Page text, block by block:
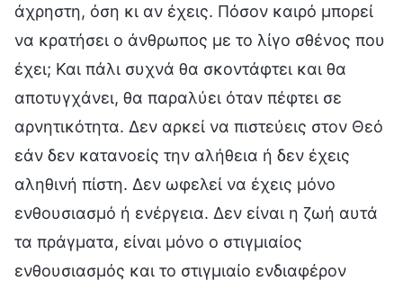
άχρηστη, όση κι αν έχεις. Πόσον καιρό μπορεί
να κρατήσει ο άνθρωπος με το λίγο σθένος που
έχει; Και πάλι συχνά θα σκοντάφτει και θα
αποτυγχάνει, θα παραλύει όταν πέφτει σε
αρνητικότητα. Δεν αρκεί να πιστεύεις στον Θεό
εάν δεν κατανοείς την αλήθεια ή δεν έχεις
αληθινή πίστη. Δεν ωφελεί να έχεις μόνο
ενθουσιασμό ή ενέργεια. Δεν είναι η ζωή αυτά
τα πράγματα, είναι μόνο ο στιγμιαίος
ενθουσιασμός και το στιγμιαίο ενδιαφέρον